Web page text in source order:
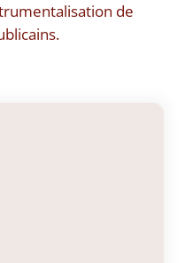
de